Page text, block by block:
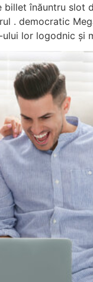
înăuntru slot
. democratic
lor logodnic și